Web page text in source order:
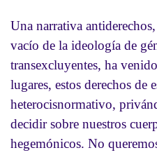
Una narrativa
vacío de la ideología de
transexcluyentes, ha
lugares, estos derechos de
heterocisnormativo,
decidir sobre nuestros
hegemónicos. No